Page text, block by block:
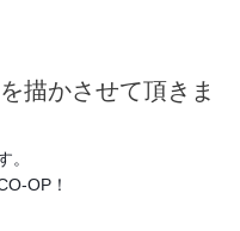
描かさせて頂きま
。
OP！